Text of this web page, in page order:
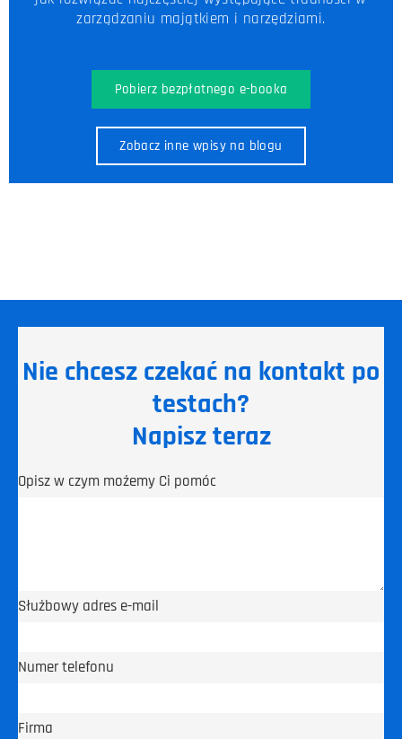
zarządzaniu majątkiem i narzędziami.
Pobierz bezpłatnego e-booka
Zobacz inne wpisy na blogu
Nie chcesz czekać na kontakt po
testach?
Napisz teraz
Opisz w czym możemy Ci pomóc
Służbowy adres e-mail
Numer telefonu
Firma